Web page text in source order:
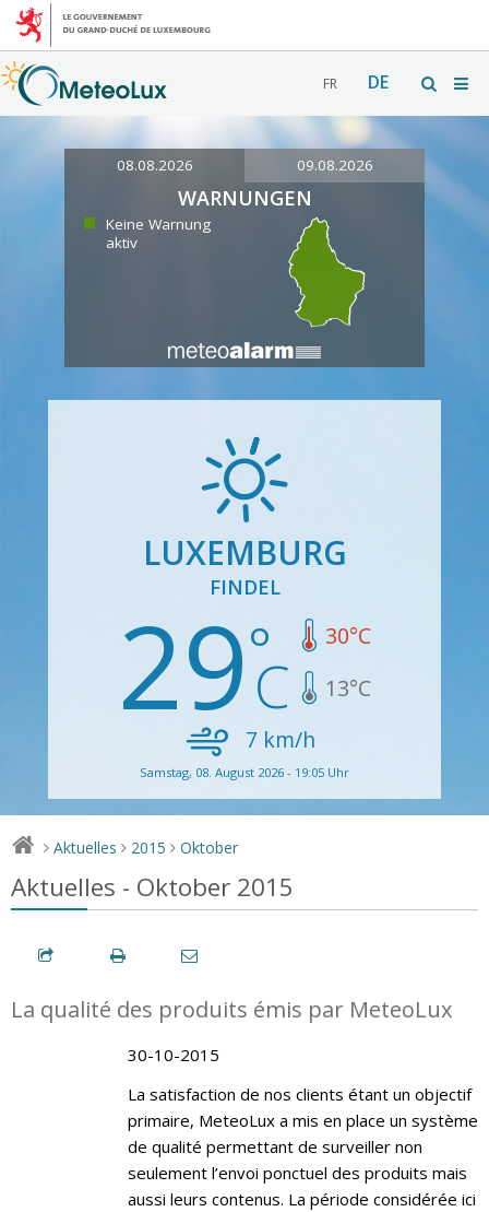
FR DE
08.08.2026 09.08.2026
WARNUNGEN
Keine Warnung
aktiv
LUXEMBURG
FINDEL
29 30°C
13°C
7 km/h
Samstag, 08. August 2026 - 19:05 Uhr
> Aktuelles > 2015 > Oktober
Aktuelles - Oktober 2015
La qualité des produits émis par MeteoLux
30-10-2015
La satisfaction de nos clients étant un objectif
primaire, MeteoLux a mis en place un système
de qualité permettant de surveiller non
seulement l’envoi ponctuel des produits mais
aussi leurs contenus. La période considérée ici